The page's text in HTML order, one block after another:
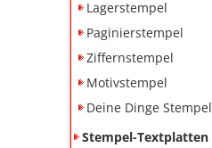
Lagerstempel
Paginierstempel
Ziffernstempel
Motivstempel
Deine Dinge Stempel
Stempel-Textplatten